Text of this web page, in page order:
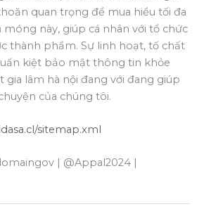
quan trọng để mua hiểu tối đa
này, giúp cá nhân với tổ chức
thành phầm. Sự linh hoạt, tố chất
kiệt bảo mật thông tin khỏe
gia lâm hà nội đang với đang giúp
của chúng tôi.
sitemap.xml
| @Appal2024 |